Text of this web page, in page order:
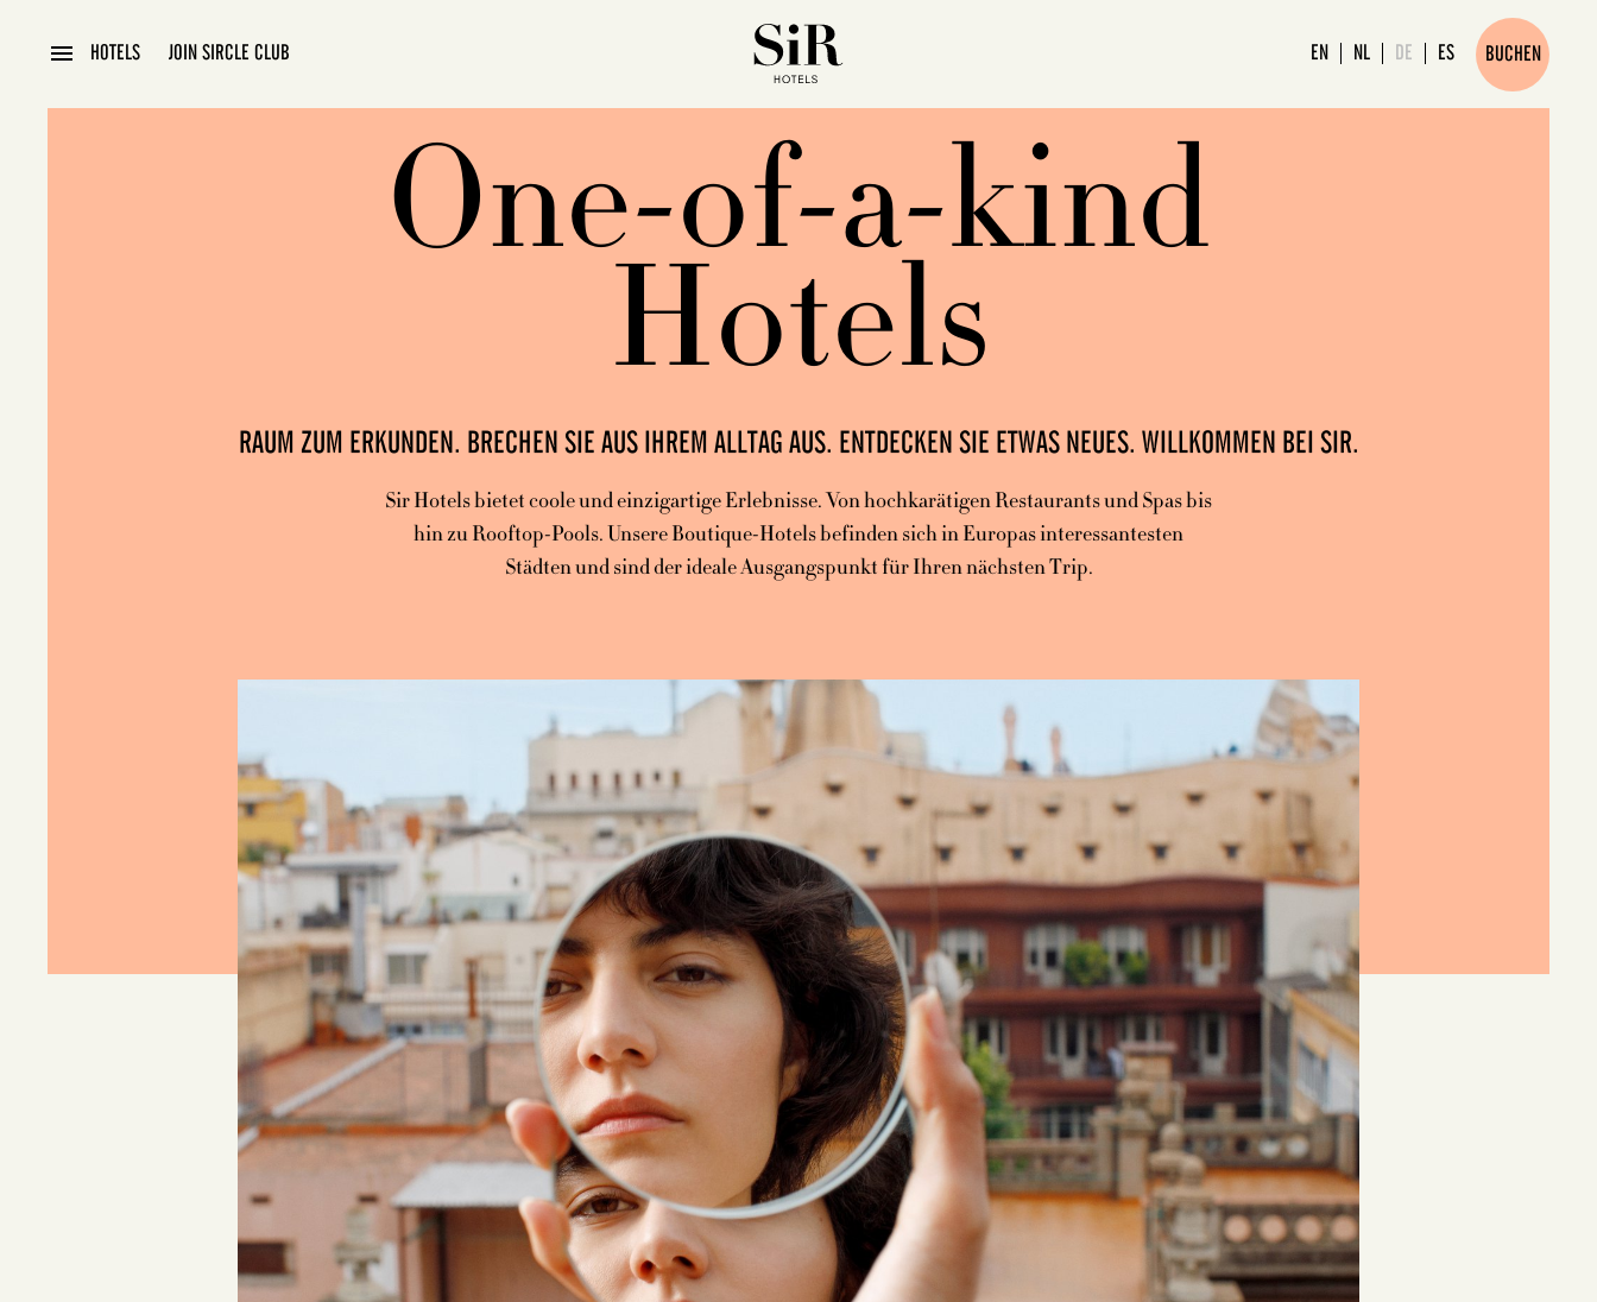
HOTELS JOIN SIRCLE CLUB EN NL DE ES BUCHEN
One-of-a-kind
Hotels
RAUM ZUM ERKUNDEN. BRECHEN SIE AUS IHREM ALLTAG AUS. ENTDECKEN SIE ETWAS NEUES. WILLKOMMEN BEI SIR.
Sir Hotels bietet coole und einzigartige Erlebnisse. Von hochkarätigen Restaurants und Spas bis
hin zu Rooftop-Pools. Unsere Boutique-Hotels befinden sich in Europas interessantesten
Städten und sind der ideale Ausgangspunkt für Ihren nächsten Trip.